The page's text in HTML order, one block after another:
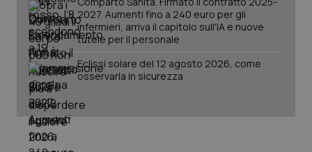
2027. Aumenti fino a 240 euro per gli
infermieri, arriva il capitolo sull'IA e nuove
tutele per il personale
Eclissi solare del 12 agosto 2026, come
osservarla in sicurezza
PHPSESSID